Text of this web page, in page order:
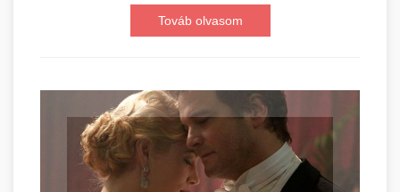
Továb olvasom